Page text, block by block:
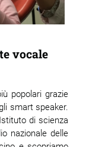
vocale
popolari grazie
smart speaker.
di scienza
nazionale delle